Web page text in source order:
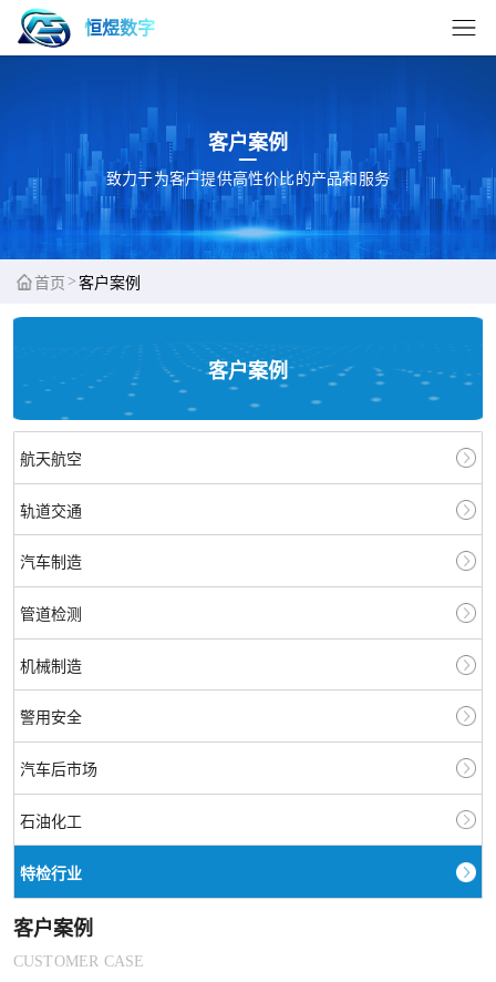
恒煜数字
客户案例
致力于为客户提供高性价比的产品和服务
首页 > 客户案例
客户案例
航天航空
轨道交通
汽车制造
管道检测
机械制造
警用安全
汽车后市场
石油化工
特检行业
客户案例
CUSTOMER CASE